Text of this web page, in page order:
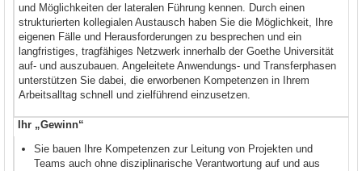
und Möglichkeiten der lateralen Führung kennen. Durch einen
strukturierten kollegialen Austausch haben Sie die Möglichkeit, Ihre
eigenen Fälle und Herausforderungen zu besprechen und ein
langfristiges, tragfähiges Netzwerk innerhalb der Goethe Universität
auf- und auszubauen. Angeleitete Anwendungs- und Transferphasen
unterstützen Sie dabei, die erworbenen Kompetenzen in Ihrem
Arbeitsalltag schnell und zielführend einzusetzen.
Ihr „Gewinn“
Sie bauen Ihre Kompetenzen zur Leitung von Projekten und
Teams auch ohne disziplinarische Verantwortung auf und aus